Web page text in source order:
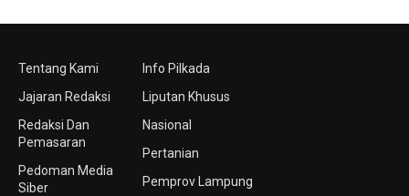
Tentang Kami
Jajaran Redaksi
Redaksi Dan
Pemasaran
Pedoman Media
Siber
Info Pilkada
Liputan Khusus
Nasional
Pertanian
Pemprov Lampung